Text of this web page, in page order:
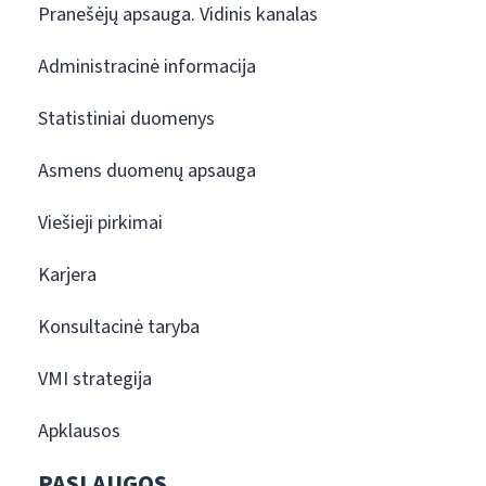
Pranešėjų apsauga. Vidinis kanalas
Administracinė informacija
Statistiniai duomenys
Asmens duomenų apsauga
Viešieji pirkimai
Karjera
Konsultacinė taryba
VMI strategija
Apklausos